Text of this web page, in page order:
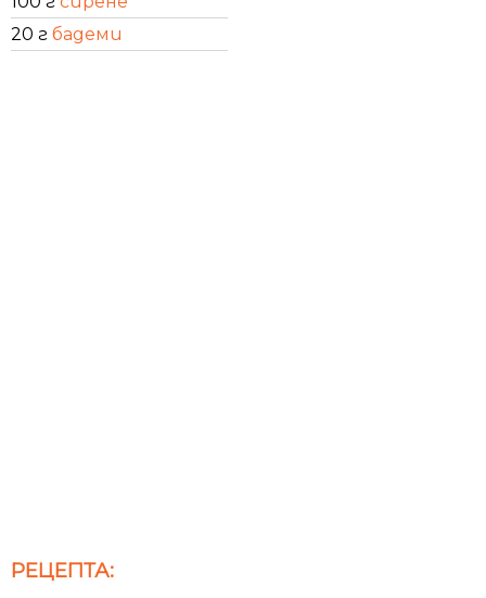
20 г бадеми
РЕЦЕПТА: